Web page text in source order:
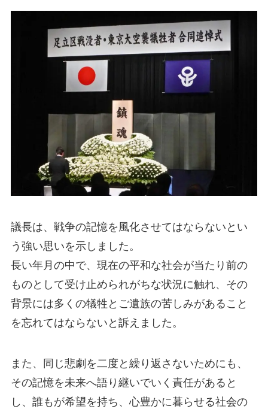
議長は、戦争の記憶を風化させてはならないとい
う強い思いを示しました。
長い年月の中で、現在の平和な社会が当たり前の
ものとして受け止められがちな状況に触れ、その
背景には多くの犠牲とご遺族の苦しみがあること
を忘れてはならないと訴えました。
また、同じ悲劇を二度と繰り返さないためにも、
その記憶を未来へ語り継いでいく責任があると
し、誰もが希望を持ち、心豊かに暮らせる社会の